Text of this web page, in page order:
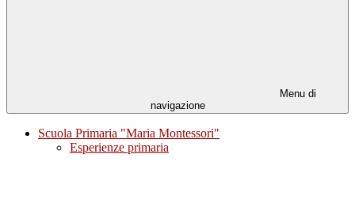
Menu di
navigazione
Scuola Primaria "Maria Montessori"
Esperienze primaria